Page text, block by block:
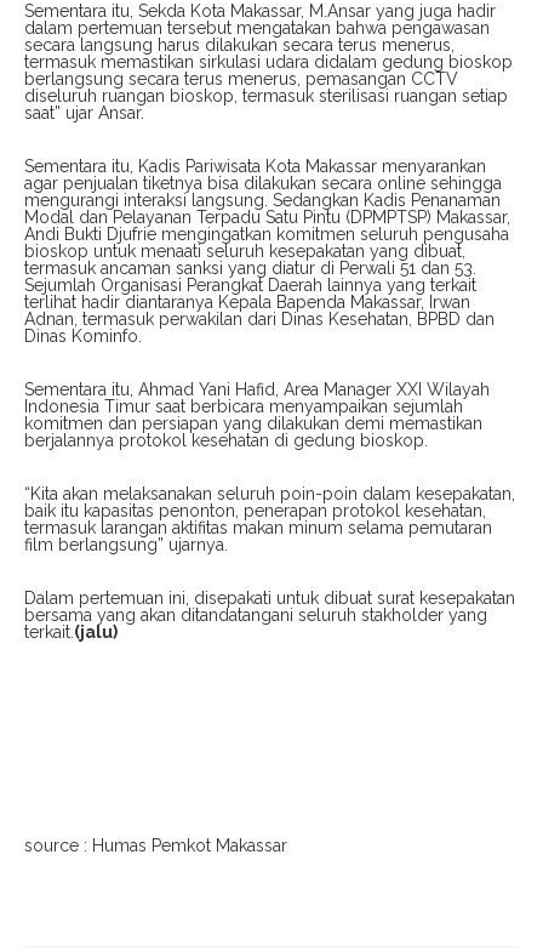
Sementara itu, Sekda Kota Makassar, M.Ansar yang juga hadir
dalam pertemuan tersebut mengatakan bahwa pengawasan
secara langsung harus dilakukan secara terus menerus,
termasuk memastikan sirkulasi udara didalam gedung bioskop
berlangsung secara terus menerus, pemasangan CCTV
diseluruh ruangan bioskop, termasuk sterilisasi ruangan setiap
saat” ujar Ansar.
Sementara itu, Kadis Pariwisata Kota Makassar menyarankan
agar penjualan tiketnya bisa dilakukan secara online sehingga
mengurangi interaksi langsung. Sedangkan Kadis Penanaman
Modal dan Pelayanan Terpadu Satu Pintu (DPMPTSP) Makassar,
Andi Bukti Djufrie mengingatkan komitmen seluruh pengusaha
bioskop untuk menaati seluruh kesepakatan yang dibuat,
termasuk ancaman sanksi yang diatur di Perwali 51 dan 53.
Sejumlah Organisasi Perangkat Daerah lainnya yang terkait
terlihat hadir diantaranya Kepala Bapenda Makassar, Irwan
Adnan, termasuk perwakilan dari Dinas Kesehatan, BPBD dan
Dinas Kominfo.
Sementara itu, Ahmad Yani Hafid, Area Manager XXI Wilayah
Indonesia Timur saat berbicara menyampaikan sejumlah
komitmen dan persiapan yang dilakukan demi memastikan
berjalannya protokol kesehatan di gedung bioskop.
“Kita akan melaksanakan seluruh poin-poin dalam kesepakatan,
baik itu kapasitas penonton, penerapan protokol kesehatan,
termasuk larangan aktifitas makan minum selama pemutaran
film berlangsung” ujarnya.
Dalam pertemuan ini, disepakati untuk dibuat surat kesepakatan
bersama yang akan ditandatangani seluruh stakholder yang
terkait. (jalu)
source : Humas Pemkot Makassar